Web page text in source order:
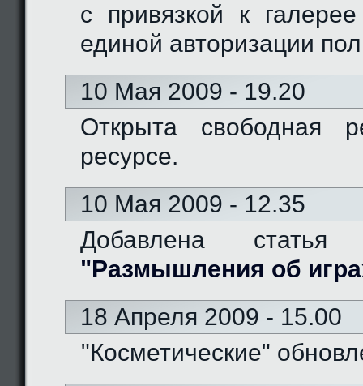
с привязкой к
единой авторизации
10 Мая 2009 - 19.20
Открыта свободная
ресурсе.
10 Мая 2009 - 12.35
Добавлена
"Размышления об
18 Апреля 2009 - 15.00
"Косметические"